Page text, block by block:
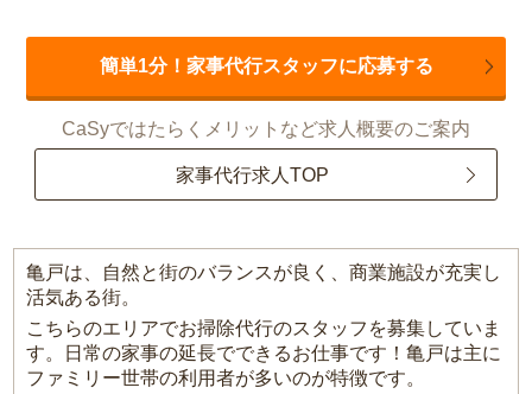
簡単1分！家事代行スタッフに応募する
CaSyではたらくメリットなど求人概要のご案内
家事代行求人TOP
亀戸は、自然と街のバランスが良く、商業施設が充実し
活気ある街。
こちらのエリアでお掃除代行のスタッフを募集していま
す。日常の家事の延長でできるお仕事です！亀戸は主に
ファミリー世帯の利用者が多いのが特徴です。